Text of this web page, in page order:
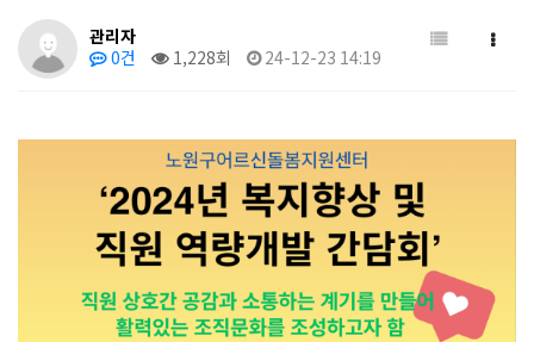
관리자
0건
1,228회 24-12-23 14:19